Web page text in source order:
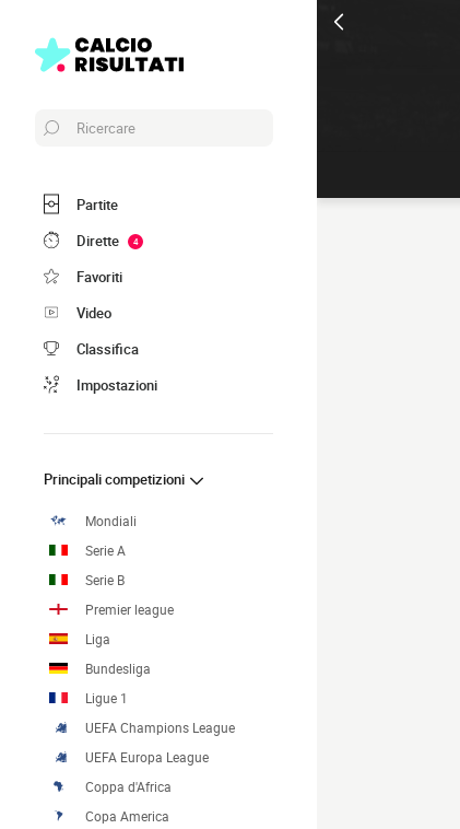
Ricercare
Partite
Dirette
4
Favoriti
Video
Classifica
Impostazioni
Principali competizioni
Mondiali
Serie A
Serie B
Premier league
Liga
Bundesliga
Ligue 1
UEFA Champions League
UEFA Europa League
Coppa d'Africa
Copa America